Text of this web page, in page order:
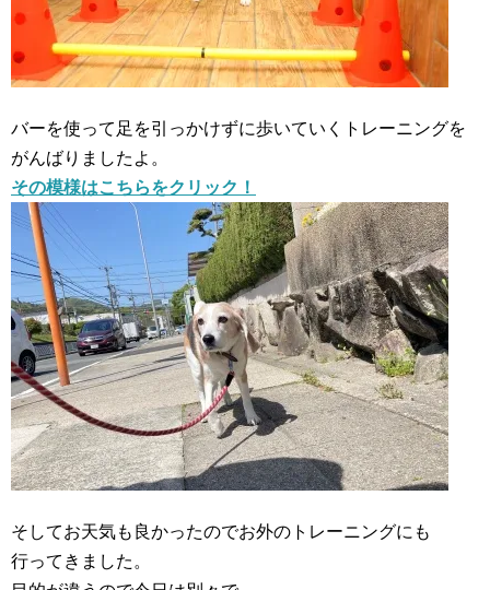
バーを使って足を引っかけずに歩いていくトレーニングを
がんばりましたよ。
その模様はこちらをクリック！
そしてお天気も良かったのでお外のトレーニングにも
行ってきました。